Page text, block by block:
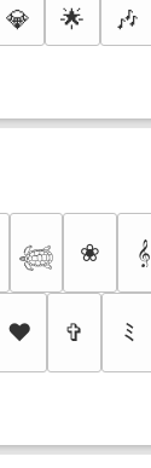
💎 🌟 🎶
𓆉 ❀ 𝄞
❤ ✞ ﾐ